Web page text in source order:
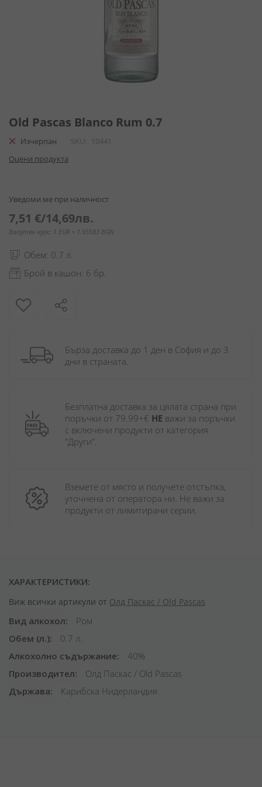
към
на
галерия
със
Old Pascas Blanco Rum 0.7
Изчерпан SKU
10441
Оцени продукта
Уведоми ме при наличност
7,51 €/14,69лв.
Валутен курс: 1 EUR = 1.95583 BGN
Обем: 0.7 л.
Брой в кашон: 6 бр.
Бърза доставка до 1 ден в София и до 3
дни в страната.
Безплатна доставка за цялата страна при
поръчки от 79.99+€ НЕ важи за поръчки
с включени продукти от категория
"Други".
Вземете от място и получете отстъпка,
уточнена от оператора ни. Не важи за
продукти от лимитирани серии.
ХАРАКТЕРИСТИКИ:
Виж всички артикули от Олд Паскас / Old Pascas
Вид алкохол
Ром
Обем (л.)
0.7 л.
Алкохолно съдържание
40%
Производител
Олд Паскас / Old Pascas
Държава
Карибска Нидерландия